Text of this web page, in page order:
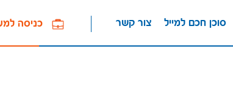
כניסה למעסיקים צור קשר סוכן חכם למייל